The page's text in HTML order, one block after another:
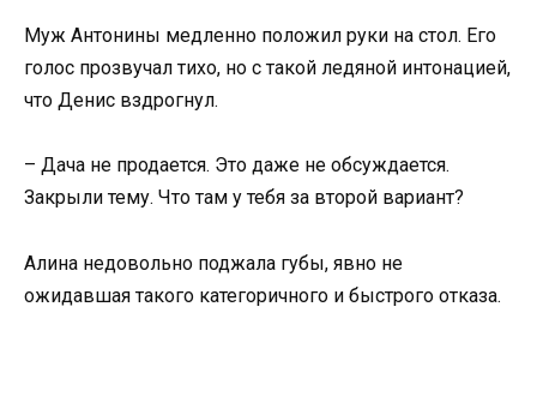
Муж Антонины медленно положил руки на стол. Его
голос прозвучал тихо, но с такой ледяной интонацией,
что Денис вздрогнул.
– Дача не продается. Это даже не обсуждается.
Закрыли тему. Что там у тебя за второй вариант?
Алина недовольно поджала губы, явно не
ожидавшая такого категоричного и быстрого отказа.